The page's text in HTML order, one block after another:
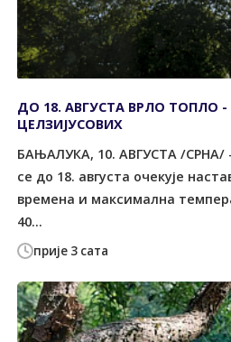
прије 3 сата
ДО 18. АВГУСТА ВРЛО ТОПЛО
ЦЕЛЗИЈУСОВИХ
БАЊАЛУКА, 10. АВГУСТА /СРНА/
се до 18. августа очекује
времена и максимална
40...